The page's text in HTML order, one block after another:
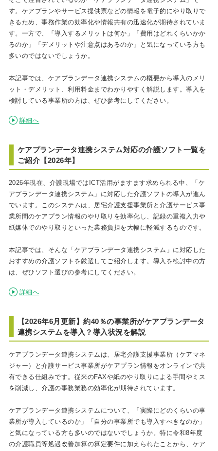
す。ケアプランやサービス提供票などの情報を電子的にやり取りで
きるため、事務作業の効率化や情報共有の迅速化が期待されていま
す。一方で、「導入するメリットは何か」「費用はどれくらいかか
るのか」「デメリットや注意点はあるのか」と気になっている方も
多いのではないでしょうか。
本記事では、ケアプランデータ連携システムの概要から導入のメリ
ット・デメリット、利用料金までわかりやすく解説します。導入を
検討している事業所の方は、ぜひ参考にしてください。
詳細へ
ケアプランデータ連携システム対応の介護ソフト一覧を
ご紹介【2026年】
2026年現在、介護現場ではICT活用がますます求められる中、「ケ
アプランデータ連携システム」に対応した介護ソフトの導入が進ん
でいます。このシステムは、居宅介護支援事業所と介護サービス事
業所間のケアプラン情報のやり取りを効率化し、記録の重複入力や
紙媒体でのやり取りといった業務負担を大幅に軽減するものです。
本記事では、そんな「ケアプランデータ連携システム」に対応した
おすすめの介護ソフトを厳選してご紹介します。導入を検討中の方
は、ぜひソフト選びの参考にしてください。
詳細へ
【2026年6月更新】約40％の事業所がケアプランデータ
連携システムを導入？導入状況を解説
ケアプランデータ連携システムは、居宅介護支援事業所（ケアマネ
ジャー）と介護サービス事業所がケアプラン情報をオンラインで共
有できる仕組みです。従来のFAXや紙のやり取りによる手間やミス
を削減し、介護の事務業務の効率化が期待されています。
ケアプランデータ連携システムについて、「実際にどのくらいの事
業所が導入しているのか」「自分の事業所でも導入すべきなのか」
と気になっている方も多いのではないでしょうか。特に令和8年度
の介護職員等処遇改善加算の算定要件に加えられたことから、ケア